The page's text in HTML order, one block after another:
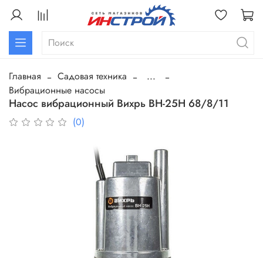
Главная Садовая техника
...
Вибрационные насосы
Насос вибрационный Вихрь ВН-25Н 68/8/11
(0)